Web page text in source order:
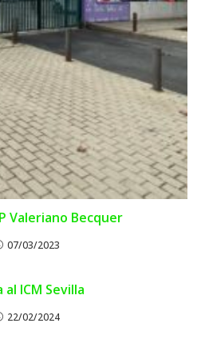
Valeriano Becquer
07/03/2023
al ICM Sevilla
22/02/2024